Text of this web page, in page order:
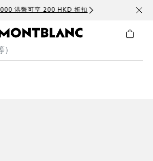
港幣可享 200 HKD 折扣 免費